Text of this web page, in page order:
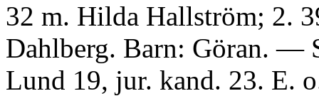
32 m. Hilda Hallström; 2.
Dahlberg. Barn: Göran. —
Lund 19, jur. kand. 23. E.